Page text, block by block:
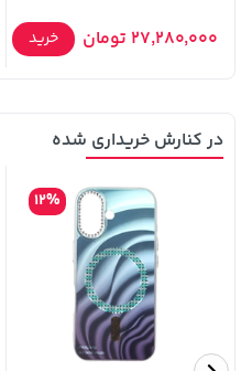
1,849,000 تومان
2,179,000
27,280,000 تومان خرید
در کنارش خریداری شده
12%